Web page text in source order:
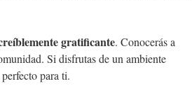
gratificante. Conocerás a
Si disfrutas de un ambiente
para ti.